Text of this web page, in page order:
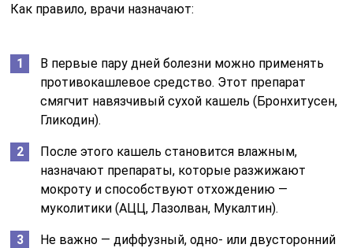
Как правило, врачи назначают:
В первые пару дней болезни можно применять
противокашлевое средство. Этот препарат
смягчит навязчивый сухой кашель (Бронхитусен,
Гликодин).
После этого кашель становится влажным,
назначают препараты, которые разжижают
мокроту и способствуют отхождению —
муколитики (АЦЦ, Лазолван, Мукалтин).
Не важно — диффузный, одно- или двусторонний